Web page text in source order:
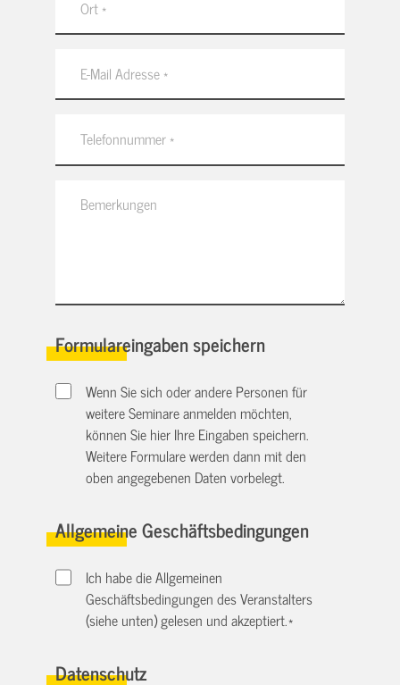
Formulareingaben speichern
Wenn Sie sich oder andere Personen für
weitere Seminare anmelden möchten,
können Sie hier Ihre Eingaben speichern.
Weitere Formulare werden dann mit den
oben angegebenen Daten vorbelegt.
Allgemeine Geschäftsbedingungen
Ich habe die Allgemeinen
Geschäftsbedingungen des Veranstalters
(siehe unten) gelesen und akzeptiert.*
Datenschutz